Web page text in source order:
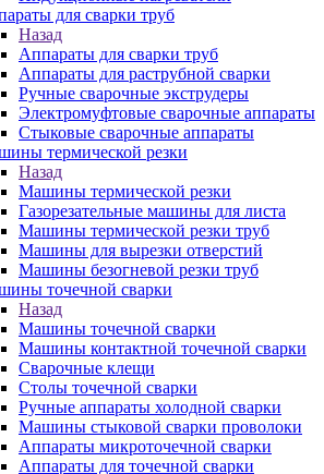
для сварки труб
Назад
Аппараты для сварки труб
Аппараты для раструбной сварки
Ручные сварочные экструдеры
Электромуфтовые сварочные аппараты
Стыковые сварочные аппараты
термической резки
Назад
Машины термической резки
Газорезательные машины для листа
Машины термической резки труб
Машины для вырезки отверстий
Машины безогневой резки труб
точечной сварки
Назад
Машины точечной сварки
Машины контактной точечной сварки
Сварочные клещи
Столы точечной сварки
Ручные аппараты холодной сварки
Машины стыковой сварки проволоки
Аппараты микроточечной сварки
Аппараты для точечной сварки